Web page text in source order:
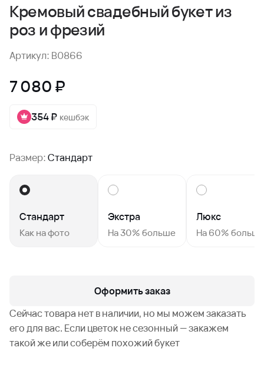
Кремовый свадебный букет из
роз и фрезий
Артикул: B0866
7 080 ₽
354 ₽ кешбэк
Размер:Стандарт
Стандарт
Как на фото
Экстра
На 30% больше
Люкс
На 60% больше
Оформить заказ
Сейчас товара нет в наличии, но мы можем заказать
его для вас. Если цветок не сезонный — закажем
такой же или соберём похожий букет